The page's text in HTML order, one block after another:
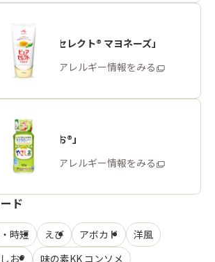
「ピュアセレクト® マヨネーズ」
商品・アレルギー情報をみる
「やさしお®」
商品・アレルギー情報をみる
ド
時短 えび アボカド
洋風
お®
味の素KK コンソメ